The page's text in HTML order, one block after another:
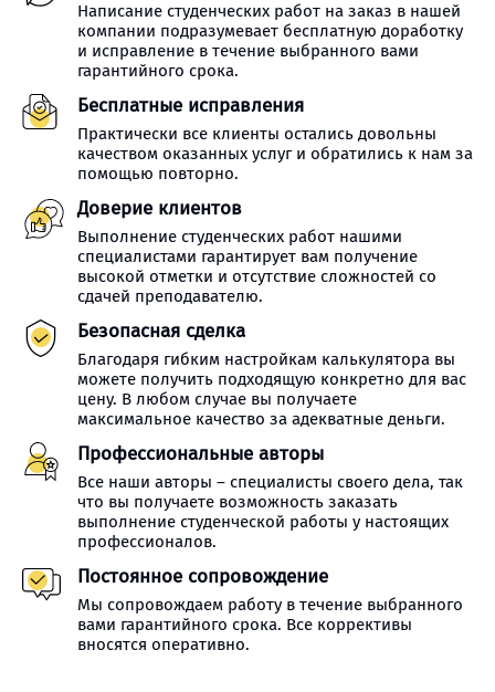
Написание студенческих работ на заказ в нашей
компании подразумевает бесплатную доработку
и исправление в течение выбранного вами
гарантийного срока.
Бесплатные исправления
Практически все клиенты остались довольны
качеством оказанных услуг и обратились к нам за
помощью повторно.
Доверие клиентов
Выполнение студенческих работ нашими
специалистами гарантирует вам получение
высокой отметки и отсутствие сложностей со
сдачей преподавателю.
Безопасная сделка
Благодаря гибким настройкам калькулятора вы
можете получить подходящую конкретно для вас
цену. В любом случае вы получаете
максимальное качество за адекватные деньги.
Профессиональные авторы
Все наши авторы – специалисты своего дела, так
что вы получаете возможность заказать
выполнение студенческой работы у настоящих
профессионалов.
Постоянное сопровождение
Мы сопровождаем работу в течение выбранного
вами гарантийного срока. Все коррективы
вносятся оперативно.